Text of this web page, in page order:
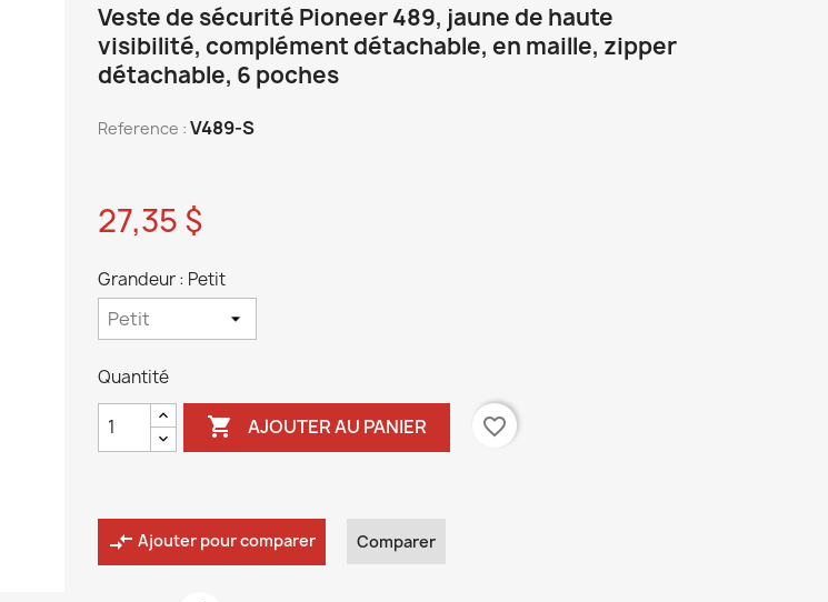
Veste de sécurité Pioneer 489, jaune de haute
visibilité, complément détachable, en maille, zipper
détachable, 6 poches
Reference : V489-S
27,35 $
Grandeur : Petit
Quantité
 AJOUTER AU PANIER favorite_border
compare_arrows Ajouter pour comparer Comparer